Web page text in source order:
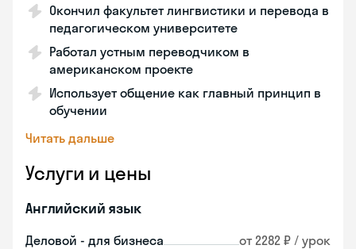
Окончил факультет лингвистики и перевода в
педагогическом университете
Работал устным переводчиком в
американском проекте
Использует общение как главный принцип в
обучении
Читать дальше
Услуги и цены
Английский язык
Деловой - для бизнеса от 2282 ₽ / урок